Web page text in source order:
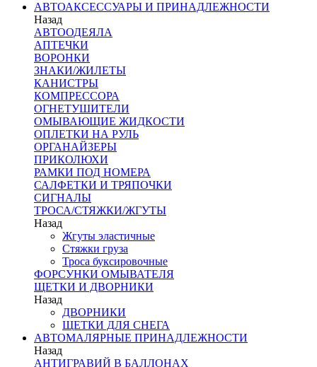
АВТОАКСЕССУАРЫ И ПРИНАДЛЕЖНОСТИ
Назад
АВТООДЕЯЛА
АПТЕЧКИ
ВОРОНКИ
ЗНАКИ/ЖИЛЕТЫ
КАНИСТРЫ
КОМПРЕССОРА
ОГНЕТУШИТЕЛИ
ОМЫВАЮЩИЕ ЖИДКОСТИ
ОПЛЕТКИ НА РУЛЬ
ОРГАНАЙЗЕРЫ
ПРИКОЛЮХИ
РАМКИ ПОД НОМЕРА
САЛФЕТКИ И ТРЯПОЧКИ
СИГНАЛЫ
ТРОСА/СТЯЖКИ/ЖГУТЫ
Назад
Жгуты эластичные
Стяжки груза
Троса буксировочные
ФОРСУНКИ ОМЫВАТЕЛЯ
ЩЕТКИ И ДВОРНИКИ
Назад
ДВОРНИКИ
ЩЕТКИ ДЛЯ СНЕГА
АВТОМАЛЯРНЫЕ ПРИНАДЛЕЖНОСТИ
Назад
АНТИГРАВИЙ В БАЛЛОНАХ